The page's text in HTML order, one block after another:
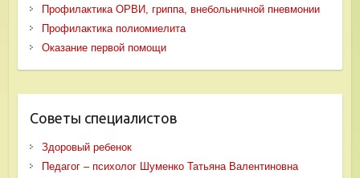
Профилактика ОРВИ, гриппа, внебольничной пневмонии
Профилактика полиомиелита
Оказание первой помощи
Советы специалистов
Здоровый ребенок
Педагог – психолог Шуменко Татьяна Валентиновна